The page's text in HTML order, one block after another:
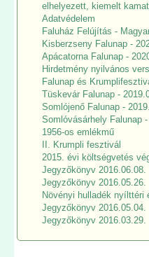
elhelyezett, kiemelt
Adatvédelem
Faluház Felújítás -
Kisberzseny Falunap -
Apácatorna Falunap -
Hirdetmény nyilvános
Falunap és
Tüskevár Falunap -
Somlójenő Falunap -
Somlóvásárhely Falunap
1956-os emlékmű
II. Krumpli fesztivál
2015. évi költségvetés
Jegyzőkönyv 2016.06.08.
Jegyzőkönyv 2016.05.26.
Növényi hulladék nyílttéri
Jegyzőkönyv 2016.05.04.
Jegyzőkönyv 2016.03.29.